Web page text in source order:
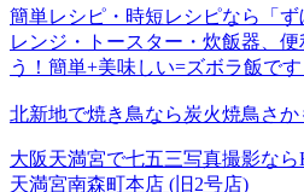
簡単レシピ・時短レシピなら「ず
レンジ・トースター・炊飯器、
う！簡単+美味しい=ズボラ飯です
北新地で焼き鳥なら炭火焼鳥さか
大阪天満宮で七五三写真撮影な
天満宮南森町本店 (旧2号店)